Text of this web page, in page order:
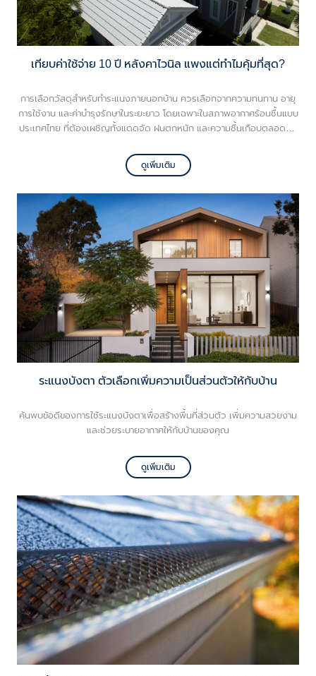
เทียบค่าใช้จ่าย 10 ปี หลังคาไวนิล แพงแต่ทำไมคุ้มที่สุด?
การเลือกวัสดุสำหรับทำระแนงภายนอกบ้าน ควรเลือกจากความทนทาน อายุ
การใช้งาน และค่าบำรุงรักษาในระยะยาว โดยเฉพาะในสภาพอากาศร้อนชื้นแบบ
ประเทศไทย ที่ต้องเผชิญทั้งแดดจัด ฝนตกหนัก และความชื้นเกือบตลอดทั้ง
บ้านยุคใหม่
ดูเพิ่มเติม
ระแนงบังตา ตัวเลือกเพิ่มความเป็นส่วนตัวให้กับบ้าน
ค้นพบข้อดีของการใช้ระแนงบังตาเพื่อสร้างพื้นที่ส่วนตัว เพิ่มความสวยงาม
และช่วยระบายอากาศให้กับบ้านของคุณ
ดูเพิ่มเติม